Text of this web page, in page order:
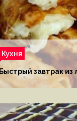
Кухня
Быстрый завтрак